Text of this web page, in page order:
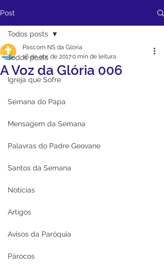
Post
Todos posts
Igreja que Sofre
Semana do Papa
Mensagem da Semana
Palavras do Padre Geovane
Santos da Semana
Notícias
Artigos
Avisos da Paróquia
Párocos
Todos posts
A Voz da Glória 006
Pascom NS da Gloria
16 de abr. de 20170 min de leitura